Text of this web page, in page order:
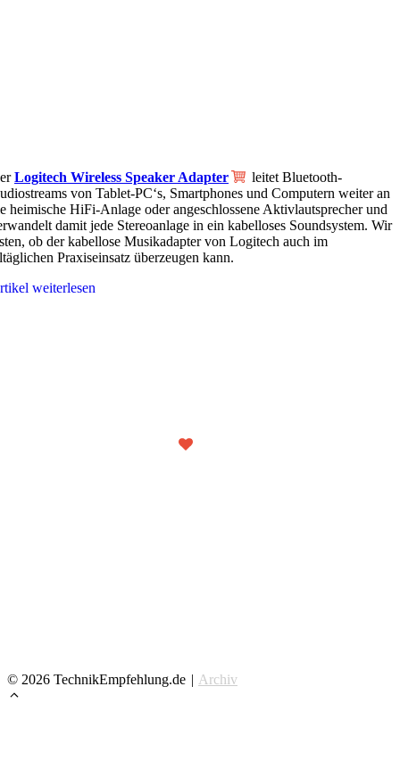
Logitech Wireless Speaker Adapter
leitet Bluetooth-
von Tablet-PC‘s, Smartphones und Computern weiter an
heimische HiFi-Anlage oder angeschlossene Aktivlautsprecher und
damit jede Stereoanlage in ein kabelloses Soundsystem. Wir
ob der kabellose Musikadapter von Logitech auch im
Praxiseinsatz überzeugen kann.
weiterlesen
Technik!
© 2026 TechnikEmpfehlung.de | Archiv